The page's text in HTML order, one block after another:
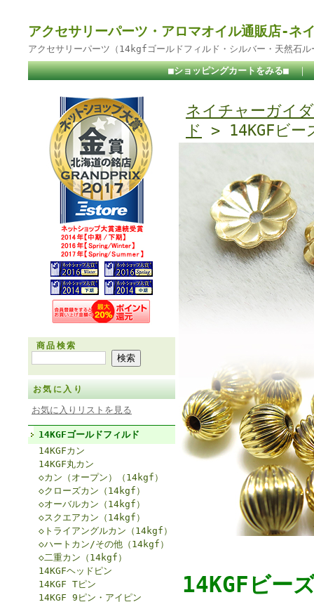
アクセサリーパーツ・アロマオイル通販店-ネ
アクセサリーパーツ（14kgfゴールドフィルド・シルバー・天然石
■ショッピングカートをみる■ ｜
商品検索
お気に入り
お気に入りリストを見る
14KGFゴールドフィルド
14KGFカン
14KGF丸カン
◇カン（オープン）（14kgf）
◇クローズカン（14kgf）
◇オーバルカン（14kgf）
◇スクエアカン（14kgf）
◇トライアングルカン（14kgf）
◇ハートカン/その他（14kgf）
◇二重カン（14kgf）
14KGFヘッドピン
14KGF Tピン
14KGF 9ピン・アイピン
ネイチャーガイ
ド
> 14KGFビー
14KGFビー